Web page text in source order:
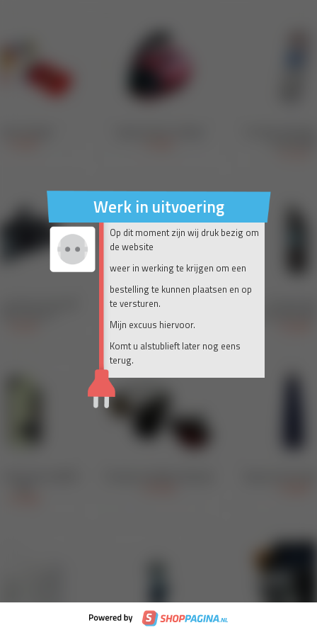
Werk in uitvoering
Op dit moment zijn wij druk bezig om
de website
weer in werking te krijgen om een
bestelling te kunnen plaatsen en op
te versturen.
Mijn excuus hiervoor.
Komt u alstublieft later nog eens
terug.